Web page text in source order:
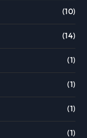
(10)
(14)
(1)
(1)
(1)
(1)